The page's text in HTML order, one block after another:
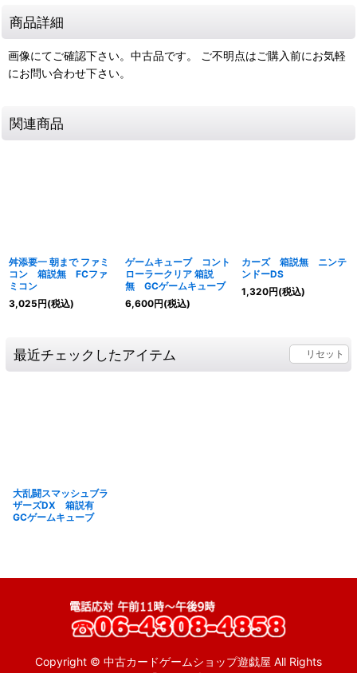
商品詳細
画像にてご確認下さい。中古品です。 ご不明点はご購入前にお気軽
にお問い合わせ下さい。
関連商品
舛添要一 朝まで ファミ
コン 箱説無 FCファ
ミコン
3,025円(税込)
ゲームキューブ コント
ローラークリア 箱説
無 GCゲームキューブ
6,600円(税込)
カーズ 箱説無 ニンテ
ンドーDS
1,320円(税込)
最近チェックしたアイテム リセット
大乱闘スマッシュブラ
ザーズDX 箱説有
GCゲームキューブ
Copyright © 中古カードゲームショップ遊戯屋 All Rights